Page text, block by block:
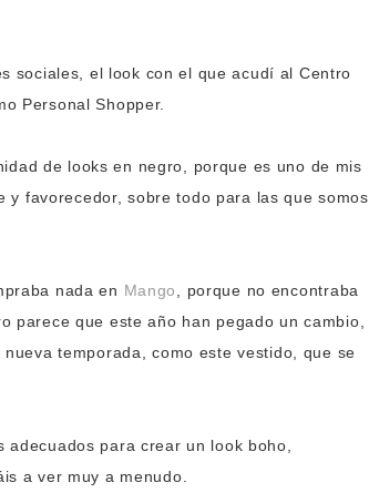
sociales, el look con el que acudí al Centro
Personal Shopper.
de looks en negro, porque es uno de mis
favorecedor, sobre todo para las que somos
nada en Mango
, porque no encontraba
parece que este año han pegado un cambio,
temporada, como este vestido, que se
para crear un look boho,
a ver muy a menudo.